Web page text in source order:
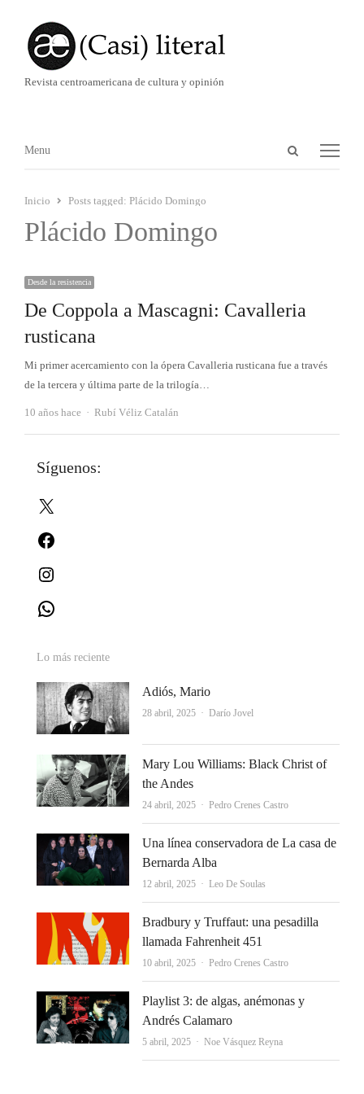
Revista centroamericana de cultura y opinión
Abrir
Menú
Menu
Inicio Posts tagged: Plácido Domingo
Plácido Domingo
Desde la resistencia
De Coppola a Mascagni: Cavalleria
rusticana
Mi primer acercamiento con la ópera Cavalleria rusticana fue a través
de la tercera y última parte de la trilogía…
10 años hace Autor
Rubí Véliz Catalán
Síguenos:
Lo más reciente
Adiós, Mario
28 abril, 2025 Autor
Darío Jovel
Mary Lou Williams: Black Christ of
the Andes
24 abril, 2025 Autor
Pedro Crenes Castro
Una línea conservadora de La casa de
Bernarda Alba
12 abril, 2025 Autor
Leo De Soulas
Bradbury y Truffaut: una pesadilla
llamada Fahrenheit 451
10 abril, 2025 Autor
Pedro Crenes Castro
Playlist 3: de algas, anémonas y
Andrés Calamaro
5 abril, 2025 Autor
Noe Vásquez Reyna